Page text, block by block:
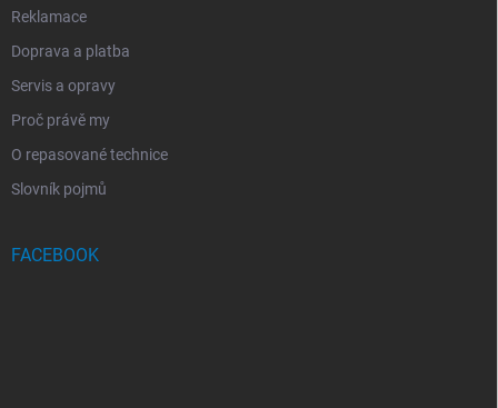
Reklamace
Doprava a platba
Servis a opravy
Proč právě my
O repasované technice
Slovník pojmů
FACEBOOK